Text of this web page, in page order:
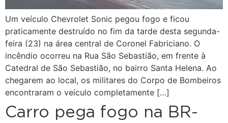
Um veículo Chevrolet Sonic pegou fogo e ficou
praticamente destruído no fim da tarde desta segunda-
feira (23) na área central de Coronel Fabriciano. O
incêndio ocorreu na Rua São Sebastião, em frente à
Catedral de São Sebastião, no bairro Santa Helena. Ao
chegarem ao local, os militares do Corpo de Bombeiros
encontraram o veículo completamente […]
Carro pega fogo na BR-